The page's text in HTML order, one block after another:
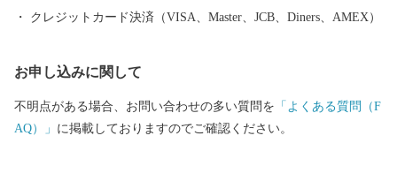
ずれかの方法でお手続きをお願い申し上げます。 1. オンライン
提出や切手不要で即座に申請が完了します。 2. ご自身でダウン
クレジットカード決済（VISA、Master、JCB、Diners、AMEX）
お申し込みに関して
不明点がある場合、お問い合わせの多い質問を 「よくある質問（F
AQ）」 に掲載しておりますのでご確認ください。